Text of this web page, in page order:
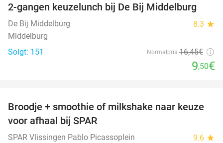
42%
2-gangen keuzelunch bij De Bij Middelburg
De Bij Middelburg 8.3 star
Middelburg
Solgt: 151
Normalpris 16,45€
9,50€
36%
Broodje + smoothie of milkshake naar keuze
voor afhaal bij SPAR
SPAR Vlissingen Pablo Picassoplein 9.6 star